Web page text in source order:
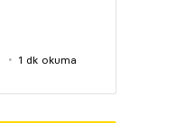
1 dk okuma